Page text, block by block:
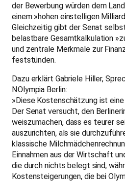
der Bewerbung würden dem
einem »hohen einstelligen
Gleichzeitig gibt der Senat
belastbare Gesamtkalkulation
und zentrale Merkmale zur
feststünden.
Dazu erklärt Gabriele Hiller,
NOlympia Berlin:
»Diese Kostenschätzung ist
Der Senat versucht, den
weiszumachen, dass es teurer
auszurichten, als sie
klassische
Einnahmen aus der Wirtschaft
die durch nichts belegt sind,
Kostensteigerungen, die bei